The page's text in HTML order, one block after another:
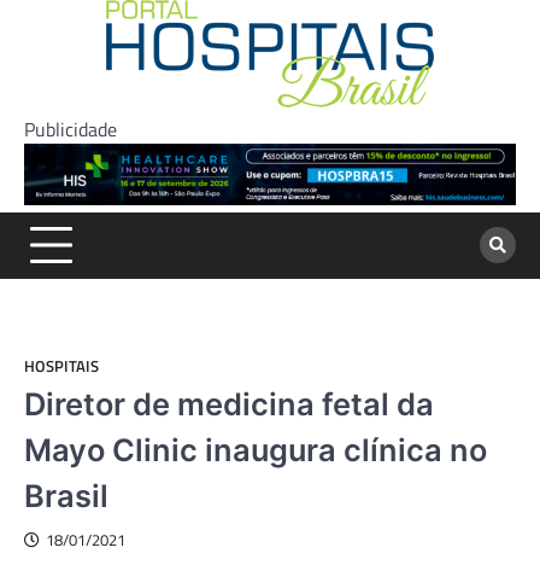
Publicidade
HOSPITAIS
Diretor de medicina fetal da
Mayo Clinic inaugura clínica no
Brasil
18/01/2021